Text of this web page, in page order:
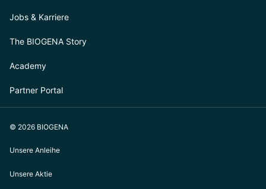
Jobs & Karriere
The BIOGENA Story
Academy
Partner Portal
© 2026 BIOGENA
Unsere Anleihe
Unsere Aktie